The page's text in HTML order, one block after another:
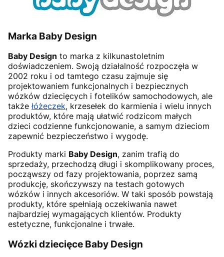
Marka Baby Design
Baby Design to marka z kilkunastoletnim
doświadczeniem. Swoją działalność rozpoczęła w
2002 roku i od tamtego czasu zajmuje się
projektowaniem funkcjonalnych i bezpiecznych
wózków dziecięcych i fotelików samochodowych, ale
także łóżeczek, krzesełek do karmienia i wielu innych
produktów, które mają ułatwić rodzicom małych
dzieci codzienne funkcjonowanie, a samym dzieciom
zapewnić bezpieczeństwo i wygodę.
Produkty marki Baby Design, zanim trafią do
sprzedaży, przechodzą długi i skomplikowany proces,
począwszy od fazy projektowania, poprzez samą
produkcję, skończywszy na testach gotowych
wózków i innych akcesoriów. W taki sposób powstają
produkty, które spełniają oczekiwania nawet
najbardziej wymagających klientów. Produkty
estetyczne, funkcjonalne i trwałe.
Wózki dziecięce Baby Design